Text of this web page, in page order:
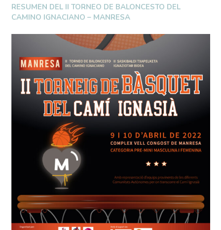
RESUMEN DEL II TORNEO DE BALONCESTO DEL
CAMINO IGNACIANO – MANRESA